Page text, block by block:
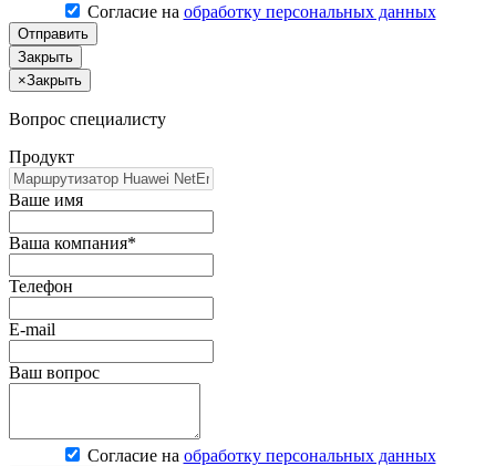
Согласие на обработку персональных данных
Отправить
Закрыть
×Закрыть
Вопрос специалисту
Продукт
Ваше имя
Ваша компания*
Телефон
E-mail
Ваш вопрос
Согласие на обработку персональных данных